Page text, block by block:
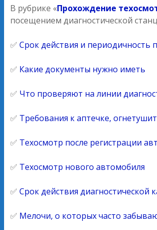
В рубрике «Прохождение
посещением диагностической
✅ Срок действия и периодичность
✅ Какие документы нужно иметь
✅ Что проверяют на линии
✅ Требования к аптечке,
✅ Техосмотр после регистрации
✅ Техосмотр нового автомобиля
✅ Срок действия диагностической
✅ Мелочи, о которых часто